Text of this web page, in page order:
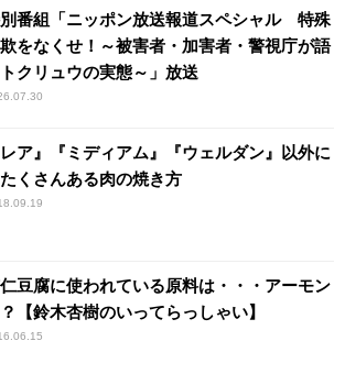
番組「ニッポン放送報道スペシャル 特殊
をなくせ！～被害者・加害者・警視庁が語
クリュウの実態～」放送
レア』『ミディアム』『ウェルダン』以外に
くさんある肉の焼き方
豆腐に使われている原料は・・・アーモン
？【鈴木杏樹のいってらっしゃい】